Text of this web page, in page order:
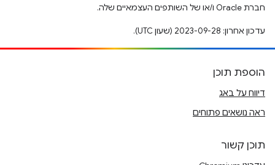
חברת Oracle ו/או של השותפים העצמאיים שלה.
עדכון אחרון: 2023-09-28 (שעון UTC).
הוספת תוכן
דיווח על באג
ראה נושאים פתוחים
תוכן קשור